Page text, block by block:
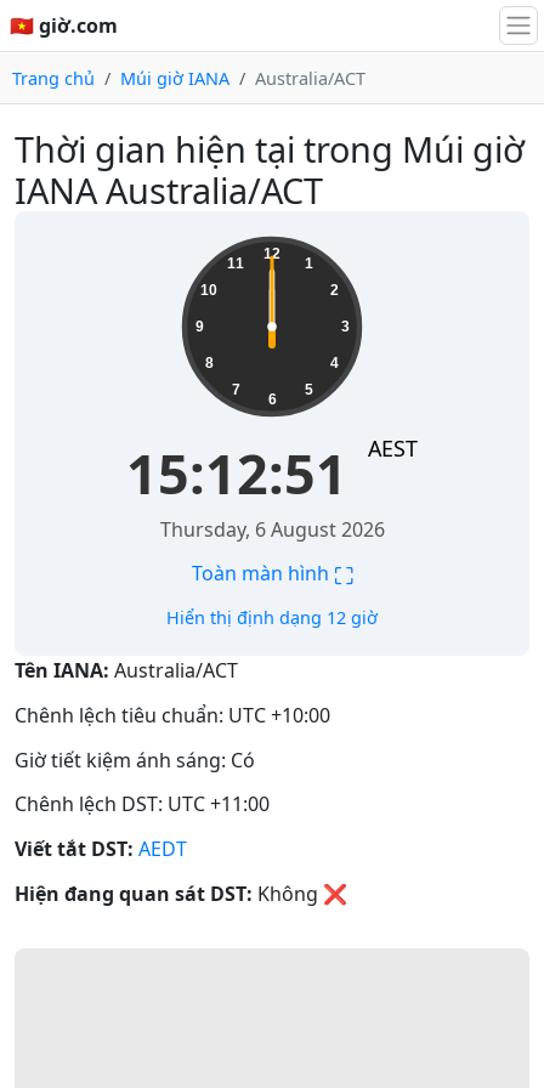
🇻🇳 giờ.com
Trang chủ Múi giờ IANA Australia/ACT
Thời gian hiện tại trong Múi giờ
IANA Australia/ACT
12
1
2
3
4
5
6
7
8
9
10
11
15:12:51 AEST
Thursday, 6 August 2026
Toàn màn hình ⛶
Hiển thị định dạng 12 giờ
Tên IANA: Australia/ACT
Chênh lệch tiêu chuẩn: UTC +10:00
Giờ tiết kiệm ánh sáng: Có
Chênh lệch DST: UTC +11:00
Viết tắt DST: AEDT
Hiện đang quan sát DST: Không ❌